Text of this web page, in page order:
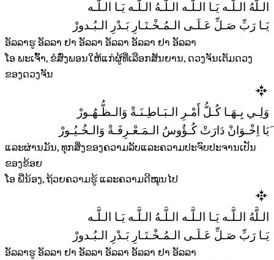
الـلَّهُ الـلَّـه يَـا الـلَّـه الـلَّـهُ الـلَّـه يَـا الـلَّـه
يَـا رَبِّ صَـلِّ عَـلَـى الـمُـخْـتَـارِ بَـدْرِ الـبُـدورْ
ອັລລາຮູ ອັລລາ ຢາ ອັລລາ ອັລລາ ອັລລາ ຢາ ອັລລາ
ໂອ ພະເຈົ້າ, ຂໍສົ່ງພອນໃຫ້ແກ່ຜູ້ທີ່ເລືອກສັນຍານ, ດວງຈັນເຕັມດວງ
ຂອງດວງຈັນ
وَلِـي بِـهَـا كُـلُّ أَمْـرِ الـبَـاطِـنَـةْ وَالـظُّـهُـورْ
َیَا اِخْـوَانْ دَارَتْ كُـؤُوسُ الـمَـعْـرِفَـةْ وَالـخُـيُـورْ
ແລະຜ່ານມັນ, ທຸກສິ່ງຂອງຄວາມລັບແລະຄວາມປະຈົບປະຈານເປັນ
ຂອງຂ້ອຍ
ໂອ ພີ່ນ້ອງ, ຖ້ວຍຄວາມຮູ້ ແລະຄວາມດີໝຸນໄປ
الـلَّهُ الـلَّـه يَـا الـلَّـه الـلَّـهُ الـلَّـه يَـا الـلَّـه
يَـا رَبِّ صَـلِّ عَـلَـى الـمُـخْـتَـارِ بَـدْرِ الـبُـدورْ
ອັລລາຮູ ອັລລາ ຢາ ອັລລາ ອັລລາ ອັລລາ ຢາ ອັລລາ